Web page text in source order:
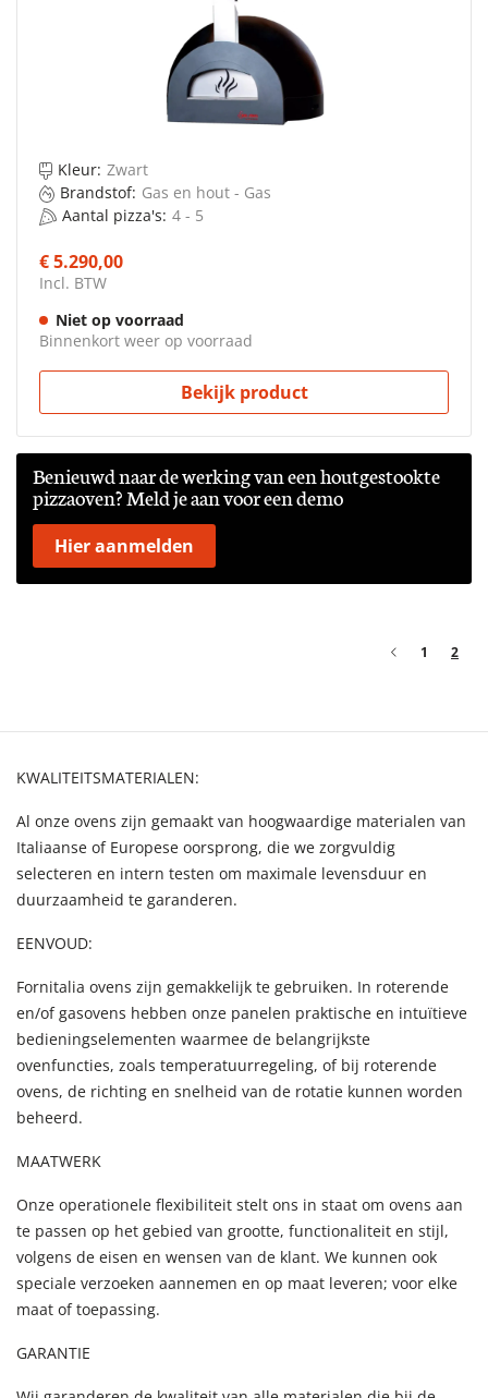
Kleur: Zwart
Brandstof: Gas en hout - Gas
Aantal pizza's: 4 - 5
€ 5.290,00
Incl. BTW
Niet op voorraad
Binnenkort weer op voorraad
Bekijk product
Benieuwd naar de werking van een houtgestookte
pizzaoven? Meld je aan voor een demo
Hier aanmelden
1 2
KWALITEITSMATERIALEN:
Al onze ovens zijn gemaakt van hoogwaardige materialen van
Italiaanse of Europese oorsprong, die we zorgvuldig
selecteren en intern testen om maximale levensduur en
duurzaamheid te garanderen.
EENVOUD:
Fornitalia ovens zijn gemakkelijk te gebruiken. In roterende
en/of gasovens hebben onze panelen praktische en intuïtieve
bedieningselementen waarmee de belangrijkste
ovenfuncties, zoals temperatuurregeling, of bij roterende
ovens, de richting en snelheid van de rotatie kunnen worden
beheerd.
MAATWERK
Onze operationele flexibiliteit stelt ons in staat om ovens aan
te passen op het gebied van grootte, functionaliteit en stijl,
volgens de eisen en wensen van de klant. We kunnen ook
speciale verzoeken aannemen en op maat leveren; voor elke
maat of toepassing.
GARANTIE